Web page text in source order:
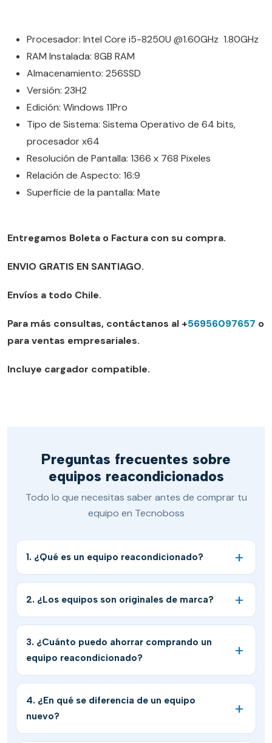
Procesador: Intel Core i5-8250U @1.60GHz 1.80GHz
RAM Instalada: 8GB RAM
Almacenamiento: 256SSD
Versión: 23H2
Edición: Windows 11Pro
Tipo de Sistema: Sistema Operativo de 64 bits,
procesador x64
Resolución de Pantalla: 1366 x 768 Pixeles
Relación de Aspecto: 16:9
Superficie de la pantalla: Mate
Entregamos Boleta o Factura con su compra.
ENVIO GRATIS EN SANTIAGO.
Envíos a todo Chile.
Para más consultas, contáctanos al +56956097657 o
para ventas empresariales.
Incluye cargador compatible.
Preguntas frecuentes sobre
equipos reacondicionados
Todo lo que necesitas saber antes de comprar tu
equipo en Tecnoboss
1. ¿Qué es un equipo reacondicionado?
2. ¿Los equipos son originales de marca?
3. ¿Cuánto puedo ahorrar comprando un
equipo reacondicionado?
4. ¿En qué se diferencia de un equipo
nuevo?